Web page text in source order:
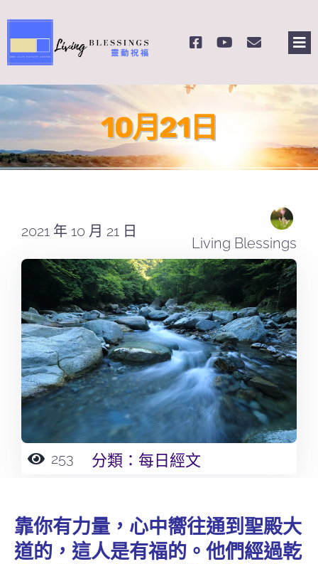
to
content
關於我們
奉獻支持
Search
10月21日
2021 年 10 月 21 日
Living Blessings
253 分類： 每日經文
靠你有力量，心中嚮往通到聖殿大
道的，這人是有福的。他們經過乾